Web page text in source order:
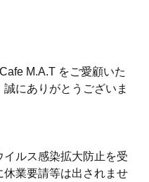
M.A.T をご愛顧いた
誠にありがとうございま
イルス感染拡大防止を受
休業要請等は出されませ